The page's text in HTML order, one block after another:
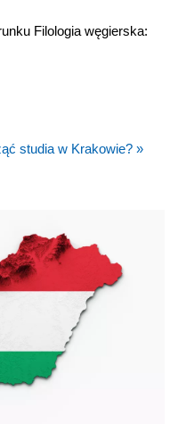
Filologia węgierska:
studia w Krakowie? »